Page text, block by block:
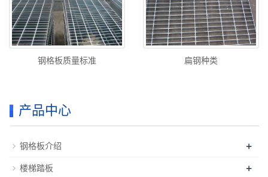
钢格板质量标准 扁钢种类
产品中心
钢格板介绍 +
楼梯踏板 +